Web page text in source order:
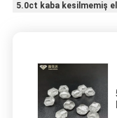
5.0ct kaba kesilmemiş